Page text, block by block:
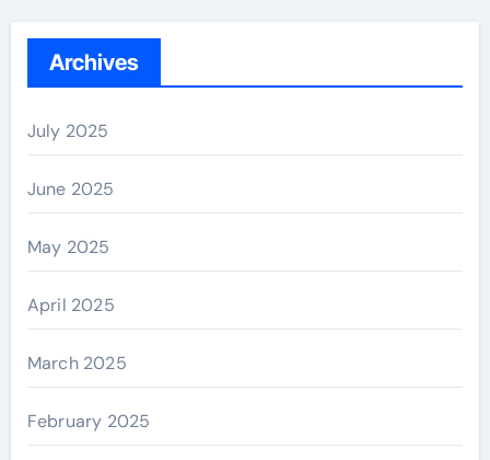
Archives
July 2025
June 2025
May 2025
April 2025
March 2025
February 2025